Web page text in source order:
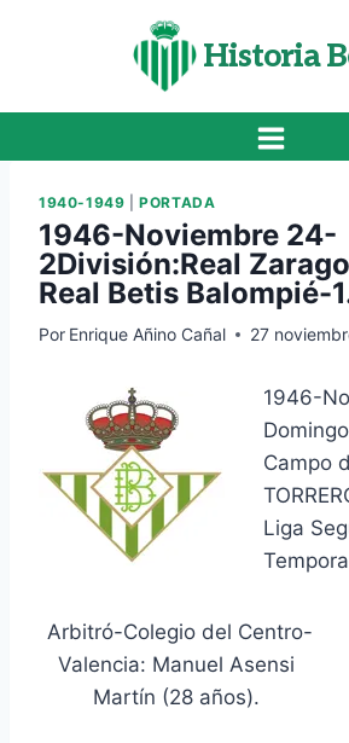
Historia
1940-1949 |PORTADA
1946-Noviembre 24-
2División:Real
Real Betis Balompié-
Por Enrique Añino Cañal 27
1946-
Campo
Liga
Arbitró-Colegio del Centro-
Valencia: Manuel Asensi
Martín (28 años).